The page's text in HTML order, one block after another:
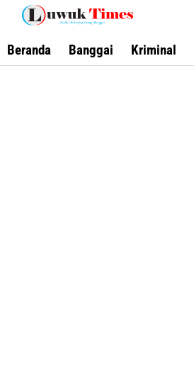
Lewati
konten
Beranda Banggai Kriminal